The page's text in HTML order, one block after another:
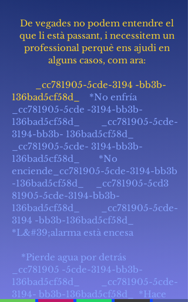
De vegades no podem entendre el
que li està passant, i necessitem un
professional perquè ens ajudi en
alguns casos, com ara:
_cc781905-5cde-3194 -bb3b-
136bad5cf58d_
*No enfría
_cc781905-5cde -3194-bb3b-
136bad5cf58d_ _cc781905-5cde-
3194-bb3b- 136bad5cf58d_
_cc781905-5cde- 3194-bb3b-
136bad5cf58d_ *No
enciende_cc781905-5cde-3194-bb3b
-136bad5cf58d_ _cc781905-5cd3
81905-5cde-3194-bb3b-
136bad5cf58d_ _cc781905-5cde-
3194 -bb3b-136bad5cf58d_
*L&#39;alarma està encesa
*Pierde agua por detrás
_cc781905 -5cde-3194-bb3b-
136bad5cf58d_ _cc781905-5cde-
3194- bb3b-136bad5cf58d_ *Hace